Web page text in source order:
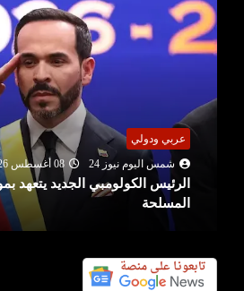
عربي ودولي
شمس اليوم نيوز 24
08 أغسطس 2026
الرئيس الكولومبي الجديد يتعهد
المسلحة